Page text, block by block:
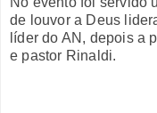
de louvor a Deus
líder do AN, depois a
e pastor Rinaldi.